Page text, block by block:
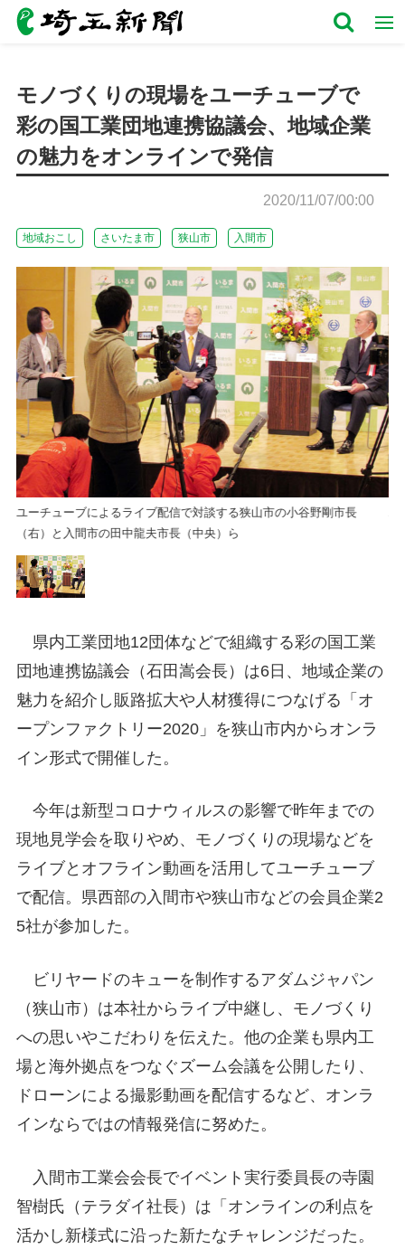
モノづくりの現場をユーチューブで
彩の国工業団地連携協議会、地域企業
の魅力をオンラインで発信
2020/11/07/00:00
地域おこし さいたま市 狭山市 入間市
ユーチューブによるライブ配信で対談する狭山市の小谷野剛市長
（右）と入間市の田中龍夫市長（中央）ら
県内工業団地12団体などで組織する彩の国工業
団地連携協議会（石田嵩会長）は6日、地域企業の
魅力を紹介し販路拡大や人材獲得につなげる「オ
ープンファクトリー2020」を狭山市内からオンラ
イン形式で開催した。
今年は新型コロナウィルスの影響で昨年までの
現地見学会を取りやめ、モノづくりの現場などを
ライブとオフライン動画を活用してユーチューブ
で配信。県西部の入間市や狭山市などの会員企業2
5社が参加した。
ビリヤードのキューを制作するアダムジャパン
（狭山市）は本社からライブ中継し、モノづくり
への思いやこだわりを伝えた。他の企業も県内工
場と海外拠点をつなぐズーム会議を公開したり、
ドローンによる撮影動画を配信するなど、オンラ
インならではの情報発信に努めた。
入間市工業会会長でイベント実行委員長の寺園
智樹氏（テラダイ社長）は「オンラインの利点を
活かし新様式に沿った新たなチャレンジだった。